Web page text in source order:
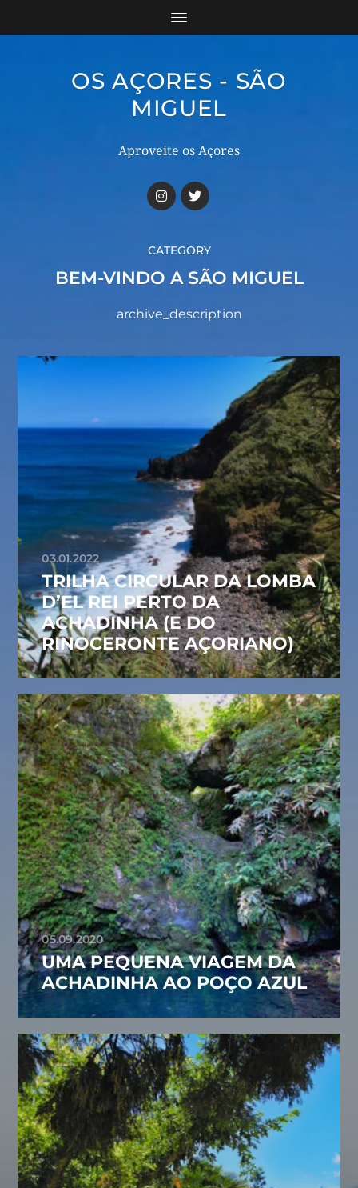
OS AÇORES - SÃO
MIGUEL
Aproveite os Açores
CATEGORY
BEM-VINDO A SÃO MIGUEL
archive_description
03.01.2022
TRILHA CIRCULAR DA LOMBA
D’EL REI PERTO DA
ACHADINHA (E DO
RINOCERONTE AÇORIANO)
05.09.2020
UMA PEQUENA VIAGEM DA
ACHADINHA AO POÇO AZUL